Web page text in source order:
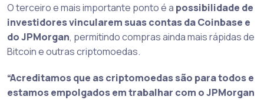
O terceiro e mais importante ponto é a possibilidade de
investidores vincularem suas contas da Coinbase e
do JPMorgan, permitindo compras ainda mais rápidas de
Bitcoin e outras criptomoedas.
“Acreditamos que as criptomoedas são para todos e
estamos empolgados em trabalhar com o JPMorgan